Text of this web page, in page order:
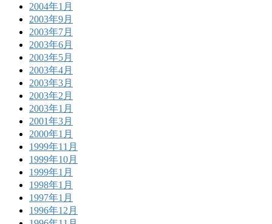
2004年1月
2003年9月
2003年7月
2003年6月
2003年5月
2003年4月
2003年3月
2003年2月
2003年1月
2001年3月
2000年1月
1999年11月
1999年10月
1999年1月
1998年1月
1997年1月
1996年12月